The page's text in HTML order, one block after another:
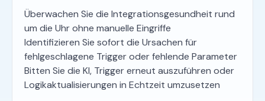
Überwachen Sie die Integrationsgesundheit rund
um die Uhr ohne manuelle Eingriffe
Identifizieren Sie sofort die Ursachen für
fehlgeschlagene Trigger oder fehlende Parameter
Bitten Sie die KI, Trigger erneut auszuführen oder
Logikaktualisierungen in Echtzeit umzusetzen